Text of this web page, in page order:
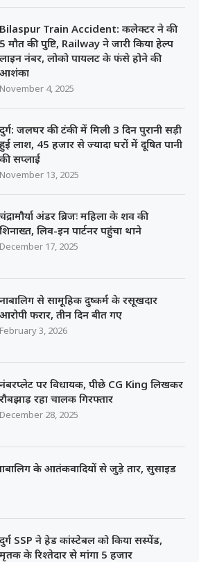
Bilaspur Train Accident: कलेक्टर ने की
5 मौत की पुष्टि, Railway ने जारी किया हेल्प
लाइन नंबर, लोको पायलट के फंसे होने की
आशंका
November 4, 2025
दुर्ग: जलघर की टंकी में मिली 3 दिन पुरानी सड़ी
हुई लाश, 45 हजार से ज्यादा घरों में दूषित पानी
की सप्लाई
November 13, 2025
चंद्रामौर्या अंडर ब्रिजः महिला के शव की
शिनाख्त, लिव-इन पार्टनर पहुंचा थाने
December 17, 2025
नाबालिग से सामूहिक दुष्कर्म के रसूखदार
आरोपी फरार, तीन दिन बीत गए
February 3, 2026
नंबरप्लेट पर विधायक, पीछे CG King लिखकर
रौबझाड़ रहा चालक गिरफ्तार
December 28, 2025
के आतंकवादियों से जुड़े तार, सुसाइड
दुर्ग SSP ने हेड कांस्टेबल को किया सस्पेंड,
मृतक के रिश्तेदार से मांगा 5 हजार